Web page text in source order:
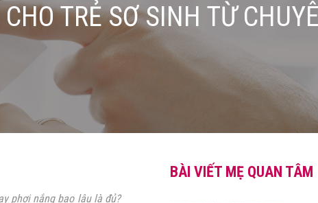
TRẺ SƠ SINH TỪ
phơi nắng bao lâu là đủ?
BÀI VIẾT MẸ QUAN TÂM